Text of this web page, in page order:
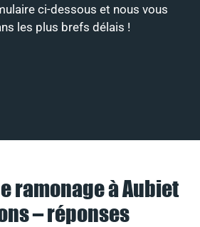
ci-dessous et nous vous
les plus brefs délais !
ramonage à Aubiet
– réponses